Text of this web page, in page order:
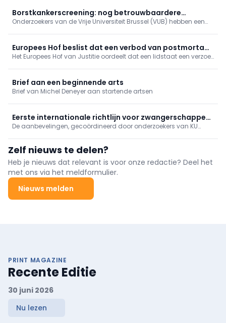
Borstkankerscreening: nog betrouwbaardere
simulatiemodellen
Onderzoekers van de Vrije Universiteit Brussel (VUB) hebben een
borstkankerscreening.
Europees Hof beslist dat een verbod van postmortaal
genetisch onderzoek niet grensoverschrijdend werkt
Het Europees Hof van Justitie oordeelt dat een lidstaat een verzoek
onderzoek verbiedt.
Brief aan een beginnende arts
Brief van Michel Deneyer aan startende artsen
Eerste internationale richtlijn voor zwangerschappen
na afslankmedicatie
De aanbevelingen, gecoördineerd door onderzoekers van KU
begeleiding van deze groeiende patiëntengroep.
Zelf nieuws te delen?
Heb je nieuws dat relevant is voor onze redactie? Deel het
met ons via het meldformulier.
Nieuws melden
PRINT MAGAZINE
Recente Editie
30 juni 2026
Nu lezen